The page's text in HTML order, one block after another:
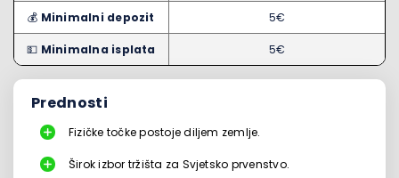
💰 Minimalni depozit 5€
💵 Minimalna isplata 5€
Prednosti
Fizičke točke postoje diljem zemlje.
Širok izbor tržišta za Svjetsko prvenstvo.